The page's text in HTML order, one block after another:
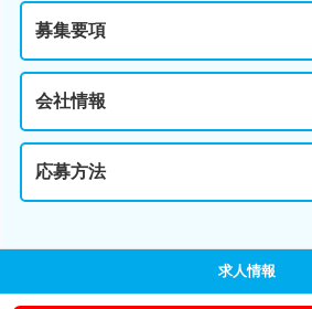
募集要項
会社情報
応募方法
求人情報